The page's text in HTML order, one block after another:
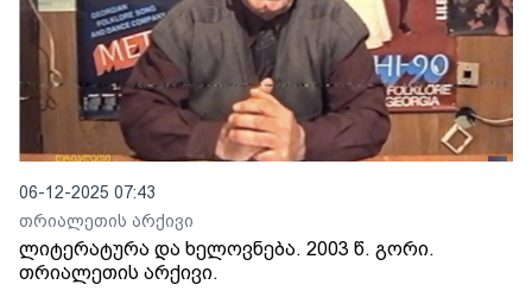
06-12-2025 07:43
თრიალეთის არქივი
ლიტერატურა და ხელოვნება. 2003 წ. გორი.
თრიალეთის არქივი.